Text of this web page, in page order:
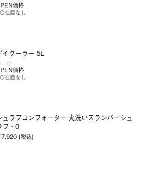
価格
在庫なし
イクーラー 5L
価格
在庫なし
ュラフコンフォーター 丸洗いスランバーシュ
フ・0
7,920 (税込)